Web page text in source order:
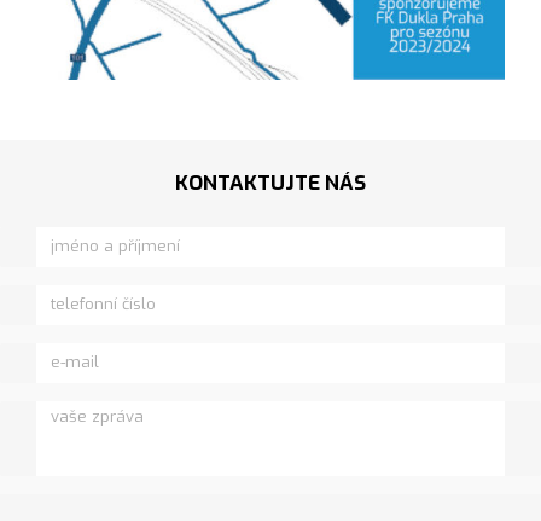
KONTAKTUJTE NÁS